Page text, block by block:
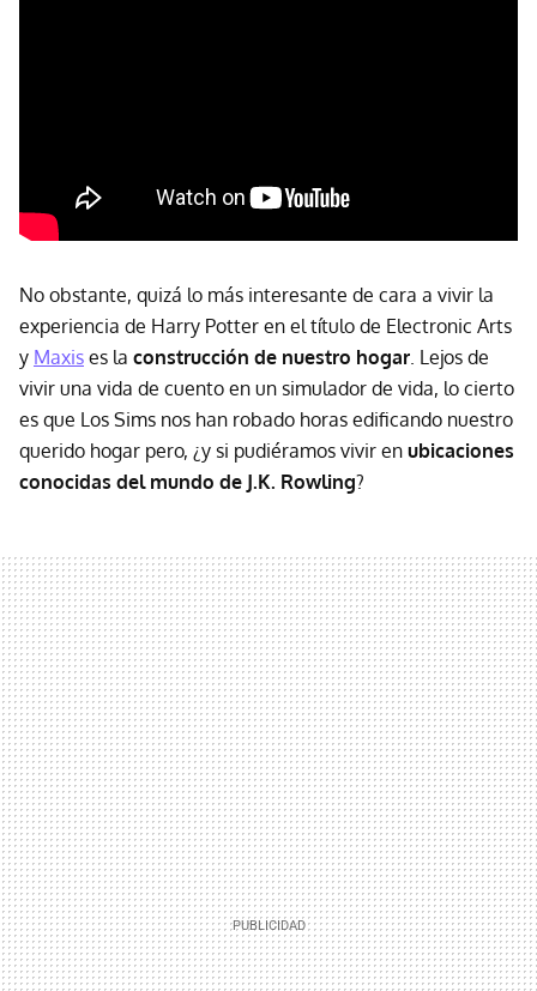
No obstante, quizá lo más interesante de cara a vivir la
experiencia de Harry Potter en el título de Electronic Arts
y Maxis es la construcción de nuestro hogar . Lejos de
vivir una vida de cuento en un simulador de vida, lo cierto
es que Los Sims nos han robado horas edificando nuestro
querido hogar pero, ¿y si pudiéramos vivir en ubicaciones
conocidas del mundo de J.K. Rowling?